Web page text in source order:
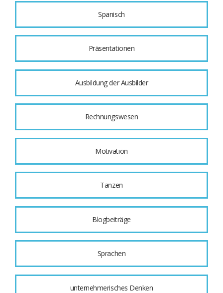
Spanisch
Präsentationen
Ausbildung der Ausbilder
Rechnungswesen
Motivation
Tanzen
Blogbeiträge
Sprachen
unternehmerisches Denken